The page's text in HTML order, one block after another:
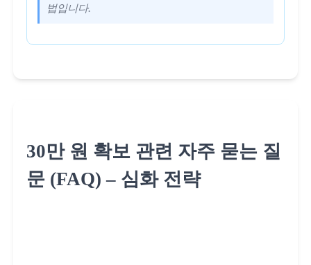
법입니다.
30만 원 확보 관련 자주 묻는 질
문 (FAQ) – 심화 전략